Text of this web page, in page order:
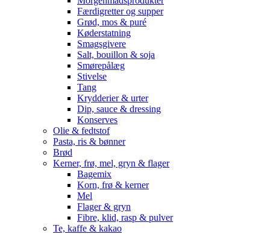
Færdigretter og supper
Grød, mos & puré
Køderstatning
Smagsgivere
Salt, bouillon & soja
Smørepålæg
Stivelse
Tang
Krydderier & urter
Dip, sauce & dressing
Konserves
Olie & fedtstof
Pasta, ris & bønner
Brød
Kerner, frø, mel, gryn & flager
Bagemix
Korn, frø & kerner
Mel
Flager & gryn
Fibre, klid, rasp & pulver
Te, kaffe & kakao